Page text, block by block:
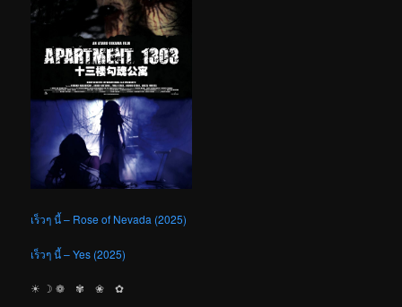
เร็วๆ นี้ – Rose of Nevada (2025)
เร็วๆ นี้ – Yes (2025)
☀︎ ☽ ❁ ✾ ❀ ✿